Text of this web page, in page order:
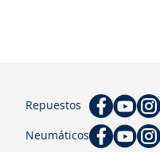
Repuestos
Neumáticos